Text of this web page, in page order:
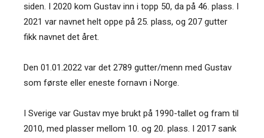
siden. I 2020 kom Gustav inn i topp 50, da på 46. plass. I
2021 var navnet helt oppe på 25. plass, og 207 gutter
fikk navnet det året.
Den 01.01.2022 var det 2789 gutter/menn med Gustav
som første eller eneste fornavn i Norge.
I Sverige var Gustav mye brukt på 1990-tallet og fram til
2010, med plasser mellom 10. og 20. plass. I 2017 sank